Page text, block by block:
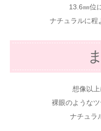
13.6㎜位
ナチュラルに程
想像以
裸眼のような